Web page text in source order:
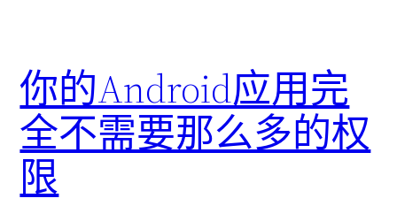
你的Android应用完
全不需要那么多的权
限